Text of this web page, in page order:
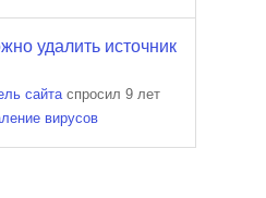
удалить источник
сайта спросил 9 лет
вирусов